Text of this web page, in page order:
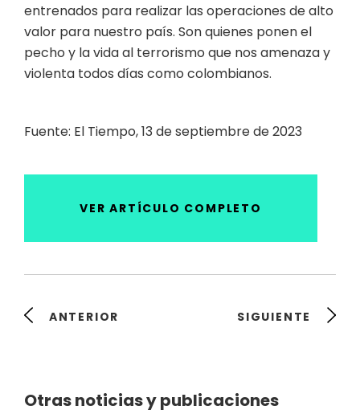
entrenados para realizar las operaciones de alto
valor para nuestro país. Son quienes ponen el
pecho y la vida al terrorismo que nos amenaza y
violenta todos días como colombianos.
Fuente: El Tiempo, 13 de septiembre de 2023
VER ARTÍCULO COMPLETO
ANTERIOR SIGUIENTE
Otras noticias y publicaciones